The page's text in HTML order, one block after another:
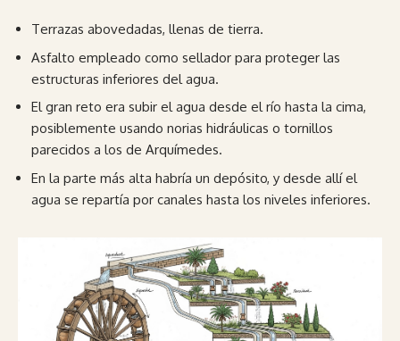
Terrazas abovedadas, llenas de tierra.
Asfalto empleado como sellador para proteger las
estructuras inferiores del agua.
El gran reto era subir el agua desde el río hasta la cima,
posiblemente usando norias hidráulicas o tornillos
parecidos a los de Arquímedes.
En la parte más alta habría un depósito, y desde allí el
agua se repartía por canales hasta los niveles inferiores.